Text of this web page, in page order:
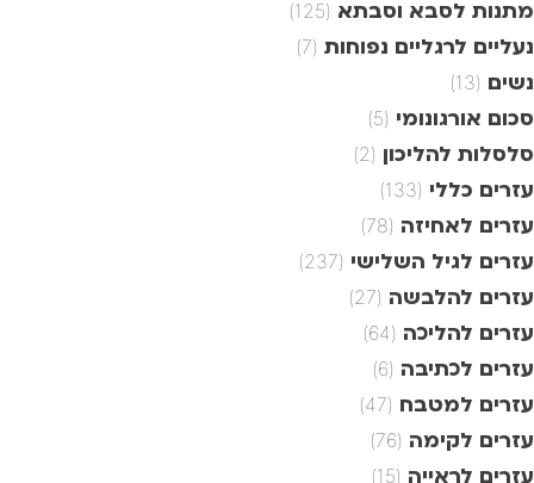
מתנות לסבא וסבתא (125)
נעליים לרגליים נפוחות (7)
נשים (13)
סכום אורגונומי (5)
סלסלות להליכון (2)
עזרים כללי (133)
עזרים לאחיזה (78)
עזרים לגיל השלישי (237)
עזרים להלבשה (27)
עזרים להליכה (64)
עזרים לכתיבה (6)
עזרים למטבח (47)
עזרים לקימה (76)
עזרים לראייה (15)